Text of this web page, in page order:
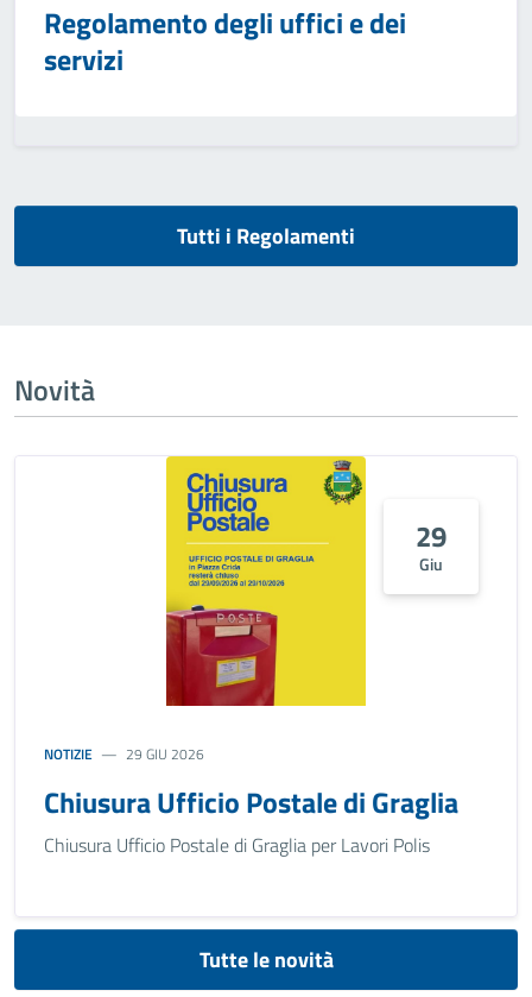
Regolamento degli uffici e dei
servizi
Tutti i Regolamenti
Novità
29
Giu
NOTIZIE 29 GIU 2026
Chiusura Ufficio Postale di Graglia
Chiusura Ufficio Postale di Graglia per Lavori Polis
Tutte le novità